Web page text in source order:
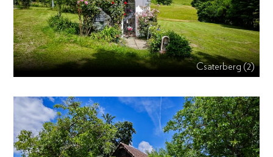
Csaterberg (2)